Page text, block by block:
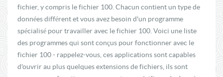
fichier, y compris le fichier 100. Chacun contient un type de
données différent et vous avez besoin d'un programme
spécialisé pour travailler avec le fichier 100. Voici une liste
des programmes qui sont conçus pour fonctionner avec le
fichier 100 - rappelez-vous, ces applications sont capables
d'ouvrir au plus quelques extensions de fichiers, ils sont